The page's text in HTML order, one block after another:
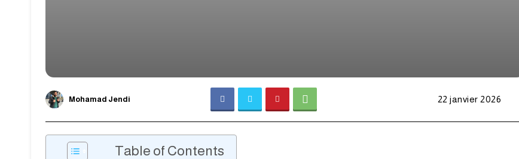
Mohamad Jendi 22 janvier 2026
Table of Contents